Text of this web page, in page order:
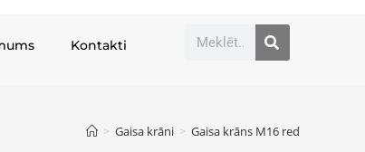
Kontakti
> Gaisa krāni > Gaisa krāns M16 red